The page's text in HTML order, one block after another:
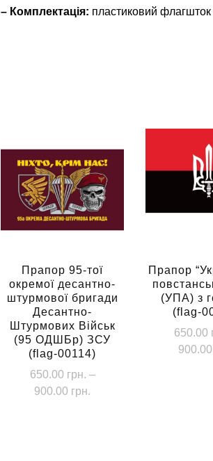
– Комплектація: пластиковий флагшток
Прапор 95-тої
окремої десантно-
штурмової бригади
Десантно-
Штурмових Військ
(95 ОДШБр) ЗСУ
(flag-00114)
650.00 грн. –
900.00 грн.
Прапор
(УПА) з
(flag-
650.00
900.00